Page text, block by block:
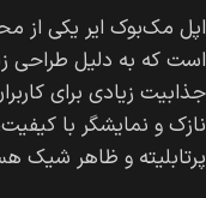
اپل مک‌بوک ایر یکی از
جذابیت زیادی برای
نازک و نمایشگر با
پرتابلیته و ظاهر شیک